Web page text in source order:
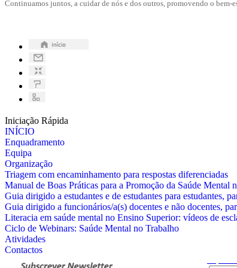
Continuamos juntos, a cuidar de nós e dos outros, promovendo o bem-
Iniciação Rápida
INÍCIO
Enquadramento
Equipa
Organização
Triagem com encaminhamento para respostas diferenciadas
Manual de Boas Práticas para a Promoção da Saúde Mental
Guia dirigido a estudantes e de estudantes para estudantes,
Guia dirigido a funcionários/a(s) docentes e não docentes,
Literacia em saúde mental no Ensino Superior: vídeos de
Ciclo de Webinars: Saúde Mental no Trabalho
Atividades
Contactos